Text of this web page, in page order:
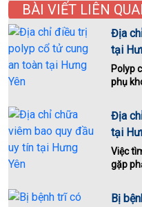
BÀI VIẾT LIÊN
Địa
tại
Polyp
phụ
Địa
tại
Việc
gặp
Bị